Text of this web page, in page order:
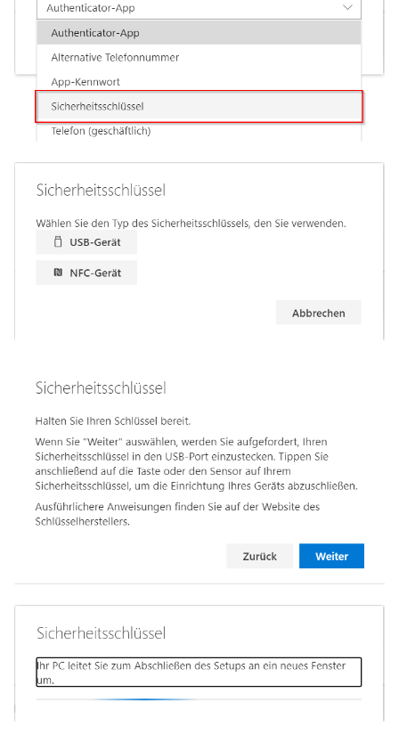
Februar 2018
Januar 2018
Oktober 2016
Oktober 2013
September 2013
August 2013
Dezember 2012
September 2012
August 2012
Juli 2012
April 2012